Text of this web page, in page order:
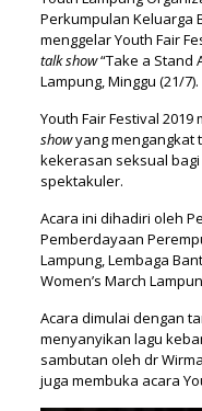
Perkumpulan Keluarga
menggelar Youth Fair
talk show“Take a Stand
Lampung, Minggu (21/7).
Youth Fair Festival
showyang mengangkat
kekerasan seksual
spektakuler.
Acara ini dihadiri oleh
Pemberdayaan
Lampung, Lembaga
Women’s March
Acara dimulai dengan
menyanyikan lagu
sambutan oleh dr
juga membuka acara